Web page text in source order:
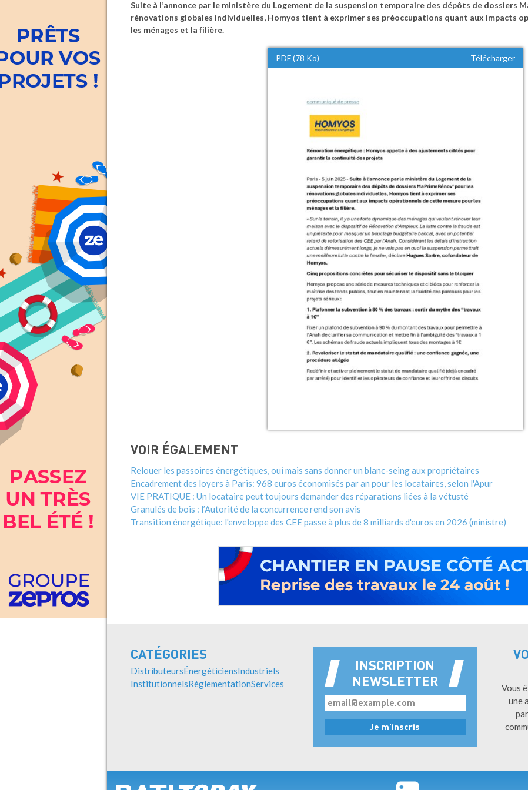
Suite à l’annonce par le ministère du Logement de la suspension temporaire des dépôts de dossiers
rénovations globales individuelles, Homyos tient à exprimer ses préoccupations quant aux impacts
les ménages et la filière.
PDF (78 Ko) Télécharger
VOIR ÉGALEMENT
Relouer les passoires énergétiques, oui mais sans donner un blanc-seing aux propriétaires
Encadrement des loyers à Paris: 968 euros économisés par an pour les locataires, selon l'Apur
VIE PRATIQUE : Un locataire peut toujours demander des réparations liées à la vétusté
Granulés de bois : l’Autorité de la concurrence rend son avis
Transition énergétique: l'enveloppe des CEE passe à plus de 8 milliards d'euros en 2026 (ministre)
CATÉGORIES
DistributeursÉnergéticiensIndustriels
InstitutionnelsRéglementationServices
INSCRIPTION
NEWSLETTER
Vous
une